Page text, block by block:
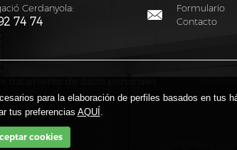
Cerdanyola:
74 74
Formulario
Contacto
para la elaboración de perfiles basados en tus
tus preferencias AQUÍ .
cookies